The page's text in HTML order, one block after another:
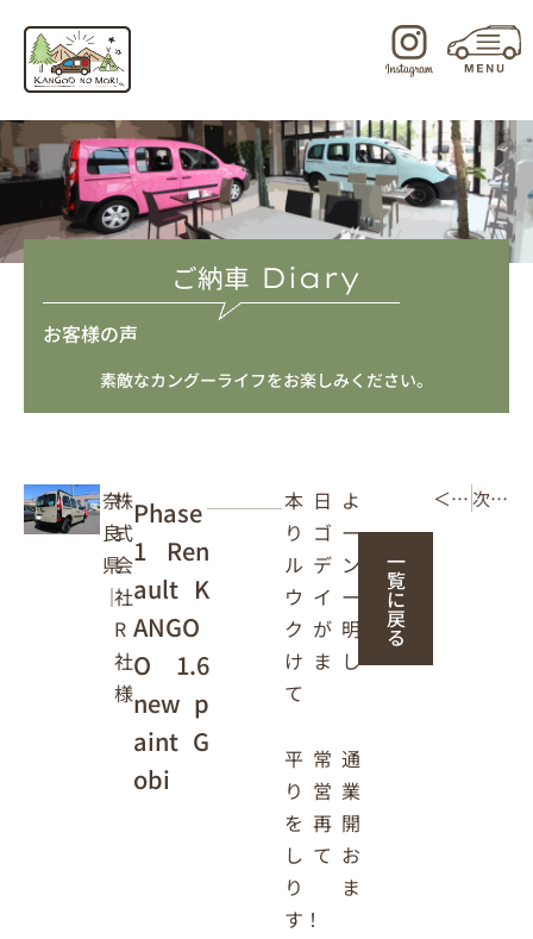
キ
ッ
プ
ご納車 Diary
お客様の声
素敵なカングーライフをお楽しみください。
奈
良
県
｜
株
式
会
社
R
社
様
Phase
1 Ren
ault K
ANGO
O 1.6
new p
aint G
obi
本日よ
りゴー
ルデン
ウイー
クが明
けまし
て
平常通
り営業
を再開
してお
りま
す！
一
覧
に
戻
る
＜ 前の記事 次の記事 ＞